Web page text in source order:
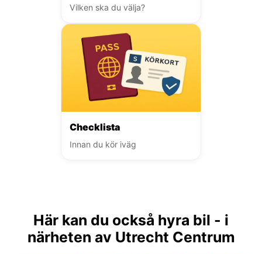
Vilken ska du välja?
Checklista
Innan du kör iväg
Här kan du också hyra bil - i
närheten av Utrecht Centrum